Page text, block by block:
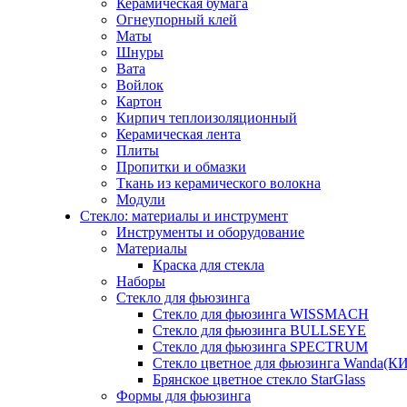
Керамическая бумага
Огнеупорный клей
Маты
Шнуры
Вата
Войлок
Картон
Кирпич теплоизоляционный
Керамическая лента
Плиты
Пропитки и обмазки
Ткань из керамического волокна
Модули
Стекло: материалы и инструмент
Инструменты и оборудование
Материалы
Краска для стекла
Наборы
Стекло для фьюзинга
Стекло для фьюзинга WISSMACH
Стекло для фьюзинга BULLSEYE
Стекло для фьюзинга SPECTRUM
Стекло цветное для фьюзинга
Брянское цветное стекло StarGlass
Формы для фьюзинга